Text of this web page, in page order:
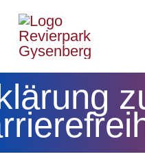
Zum
Inhalt
springen
Park